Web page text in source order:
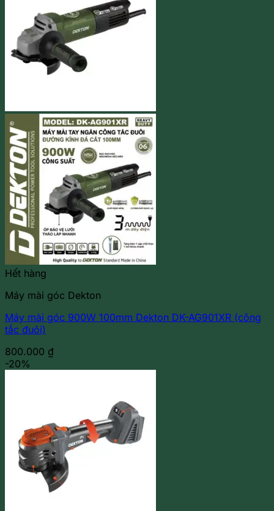
Hết hàng
Máy mài góc Dekton
Máy mài góc 900W 100mm Dekton DK-AG901XR (công
tắc đuôi)
800.000 ₫
-20%